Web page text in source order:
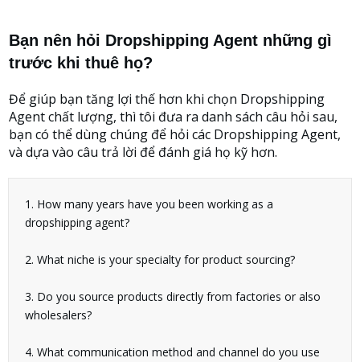
Bạn nên hỏi Dropshipping Agent những gì
trước khi thuê họ?
Để giúp bạn tăng lợi thế hơn khi chọn Dropshipping
Agent chất lượng, thì tôi đưa ra danh sách câu hỏi sau,
bạn có thể dùng chúng để hỏi các Dropshipping Agent,
và dựa vào câu trả lời để đánh giá họ kỹ hơn.
1. How many years have you been working as a
dropshipping agent?
2. What niche is your specialty for product sourcing?
3. Do you source products directly from factories or also
wholesalers?
4. What communication method and channel do you use